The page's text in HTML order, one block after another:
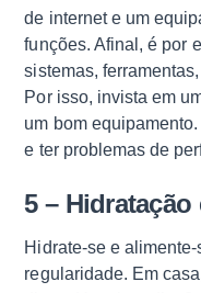
de internet e um
funções. Afinal, é por
sistemas,
Por isso, invista em
um bom
e ter problemas de
5 –
Hidrate-se e
regularidade. Em